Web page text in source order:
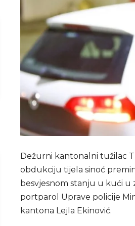
Dežurni kantonalni tužilac
obdukciju tijela sinoć
besvjesnom stanju u kući u
portparol Uprave policije
kantona Lejla Ekinović.